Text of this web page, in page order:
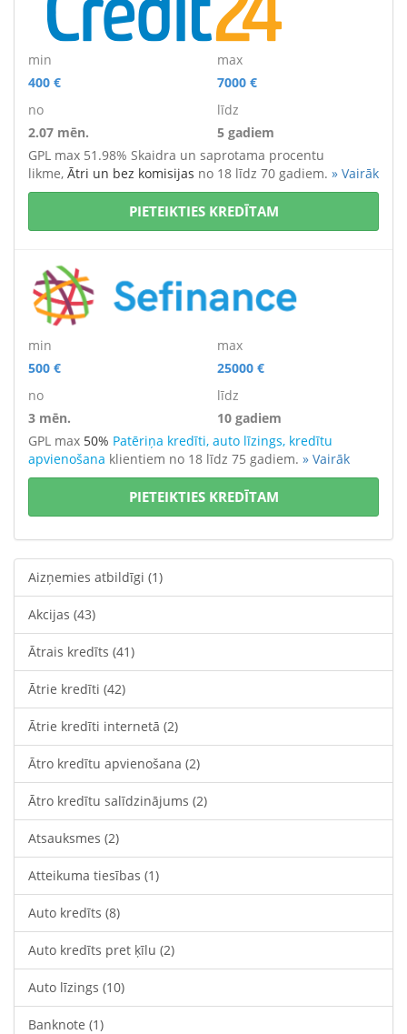
min
400 €
max
7000 €
no
2.07 mēn.
līdz
5 gadiem
GPL max 51.98% Skaidra un saprotama procentu
likme, Ātri un bez komisijas no 18 līdz 70 gadiem. » Vairāk
PIETEIKTIES KREDĪTAM
min
500 €
max
25000 €
no
3 mēn.
līdz
10 gadiem
GPL max 50% Patēriņa kredīti, auto līzings, kredītu
apvienošana klientiem no 18 līdz 75 gadiem. » Vairāk
PIETEIKTIES KREDĪTAM
Aizņemies atbildīgi (1)
Akcijas (43)
Ātrais kredīts (41)
Ātrie kredīti (42)
Ātrie kredīti internetā (2)
Ātro kredītu apvienošana (2)
Ātro kredītu salīdzinājums (2)
Atsauksmes (2)
Atteikuma tiesības (1)
Auto kredīts (8)
Auto kredīts pret ķīlu (2)
Auto līzings (10)
Banknote (1)